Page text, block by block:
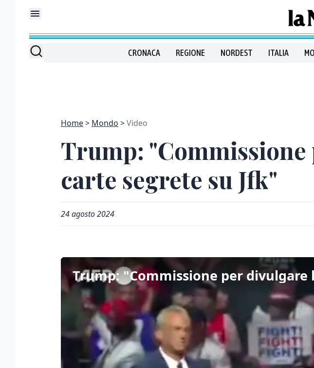
CRONACA REGIONE NORDEST ITALIA
Home Mondo Video
Trump:
carte segrete su Jfk"
24 agosto 2024
Trump: "Commissione per